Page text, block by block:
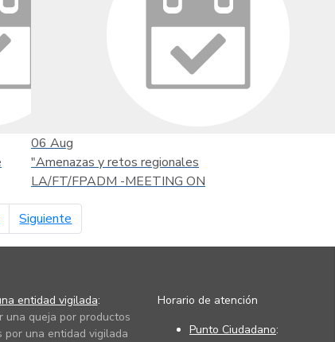
06 Aug
"Amenazas y retos regionales
LA/FT/FPADM -MEETING ON
Siguiente
entidad vigilada:
una queja por productos
por una entidad vigilada
Horario de atención
Punto Ciudadano: